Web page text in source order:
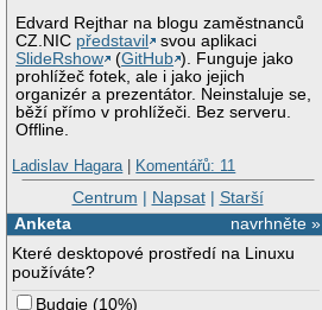
Edvard Rejthar na blogu zaměstnanců
CZ.NIC představil
svou aplikaci
SlideRshow
(GitHub ). Funguje jako
prohlížeč fotek, ale i jako jejich
organizér a prezentátor. Neinstaluje se,
běží přímo v prohlížeči. Bez serveru.
Offline.
Ladislav Hagara| Komentářů: 11
Centrum | Napsat| Starší
navrhněte »
Anketa
Které desktopové prostředí na Linuxu
používáte?
Budgie (10%)